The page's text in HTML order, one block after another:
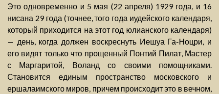
Это одновременно и 5 мая (22 апреля) 1929 года, и 16
нисана 29 года (точнее, того года иудейского календаря,
который приходится на этот год юлианского календаря)
— день, когда должен воскреснуть Иешуа Га-Ноцри, и
его видят только что прощенный Понтий Пилат, Мастер
с Маргаритой, Воланд со своими помощниками.
Становится единым пространство московского и
ершалаимского миров, причем происходит это в вечном,